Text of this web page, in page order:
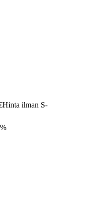
Hinta ilman S-